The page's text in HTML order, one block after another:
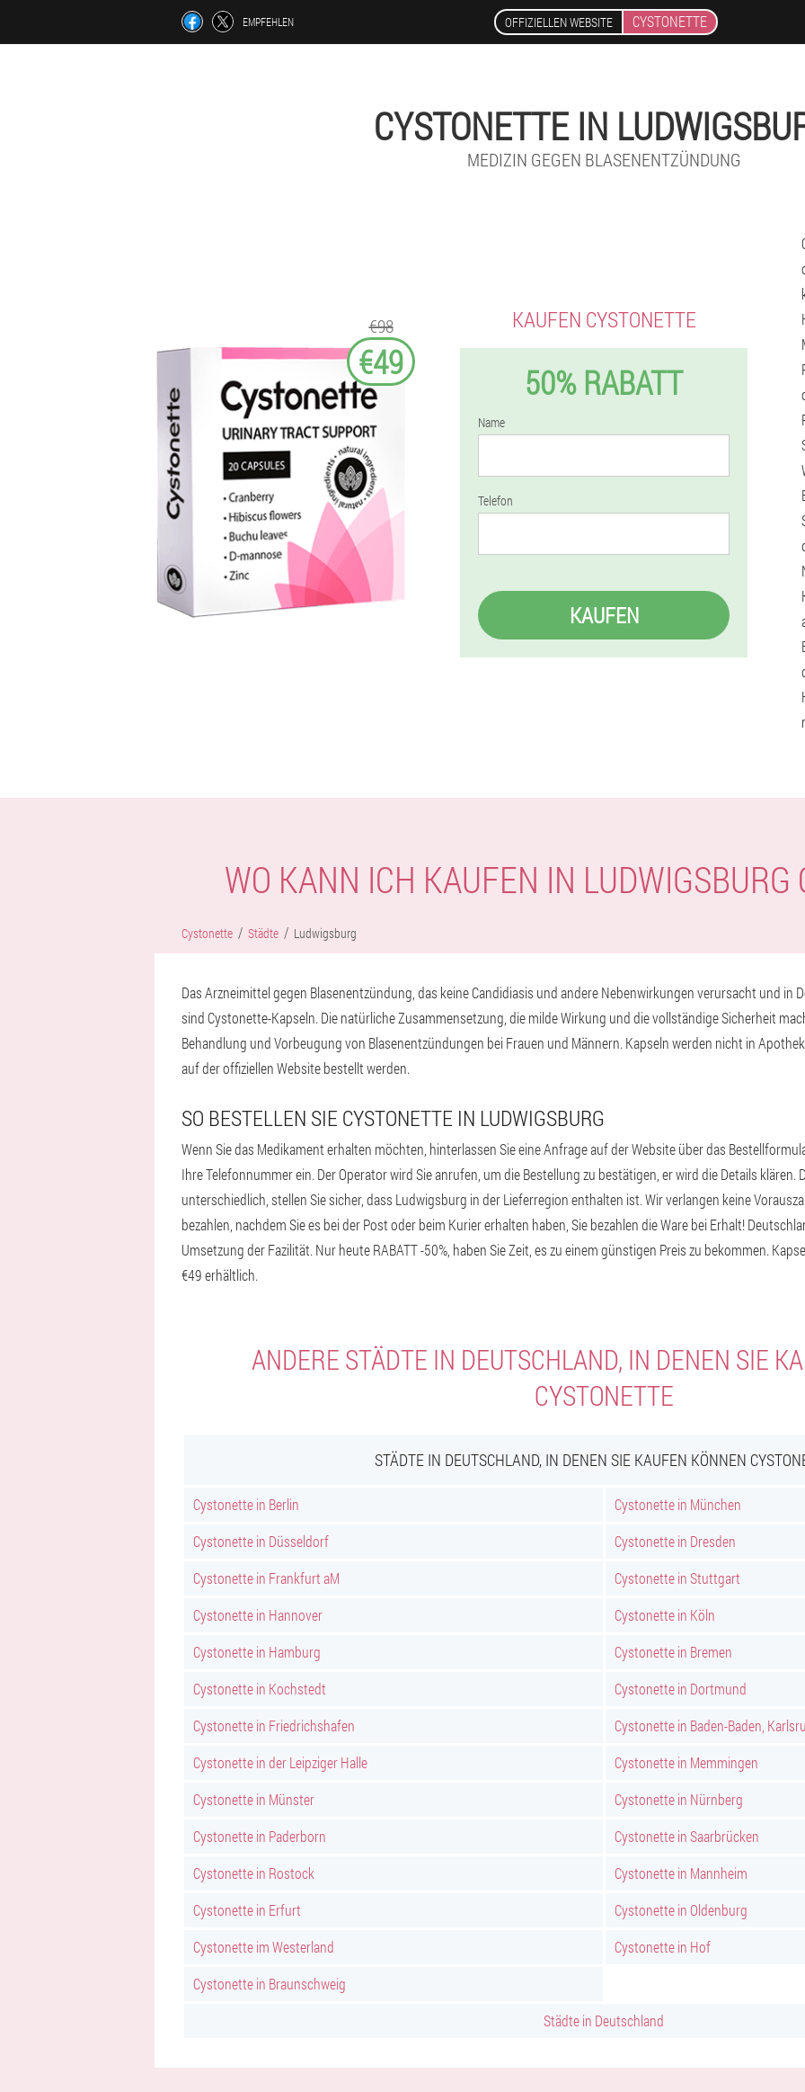
EMPFEHLEN OFFIZIELLEN WEBSITE CYSTONETTE
CYSTONETTE IN
MEDIZIN GEGEN BLASENENTZÜNDUNG
€98
€49
KAUFEN CYSTONETTE
50% RABATT
Name
Telefon
KAUFEN
WO KANN ICH KAUFEN IN LUDWIGSBURG
Cystonette Städte Ludwigsburg
Das Arzneimittel gegen Blasenentzündung, das keine Candidiasis und andere Nebenwirkungen verursacht und in
sind Cystonette-Kapseln. Die natürliche Zusammensetzung, die milde Wirkung und die vollständige Sicherheit
Behandlung und Vorbeugung von Blasenentzündungen bei Frauen und Männern. Kapseln werden nicht in
auf der offiziellen Website bestellt werden.
SO BESTELLEN SIE CYSTONETTE IN LUDWIGSBURG
Wenn Sie das Medikament erhalten möchten, hinterlassen Sie eine Anfrage auf der Website über das
Ihre Telefonnummer ein. Der Operator wird Sie anrufen, um die Bestellung zu bestätigen, er wird die Details klären.
unterschiedlich, stellen Sie sicher, dass Ludwigsburg in der Lieferregion enthalten ist. Wir verlangen keine
bezahlen, nachdem Sie es bei der Post oder beim Kurier erhalten haben, Sie bezahlen die Ware bei Erhalt!
Umsetzung der Fazilität. Nur heute RABATT -50%, haben Sie Zeit, es zu einem günstigen Preis zu bekommen.
€49 erhältlich.
ANDERE STÄDTE IN DEUTSCHLAND, IN DENEN SIE
CYSTONETTE
STÄDTE IN DEUTSCHLAND, IN DENEN SIE KAUFEN KÖNNEN
Cystonette in Berlin
Cystonette in München
Cystonette in Düsseldorf
Cystonette in Dresden
Cystonette in Frankfurt aM
Cystonette in Stuttgart
Cystonette in Hannover
Cystonette in Köln
Cystonette in Hamburg
Cystonette in Bremen
Cystonette in Kochstedt
Cystonette in Dortmund
Cystonette in Friedrichshafen
Cystonette in Baden-Baden,
Cystonette in der Leipziger Halle
Cystonette in Memmingen
Cystonette in Münster
Cystonette in Nürnberg
Cystonette in Paderborn
Cystonette in Saarbrücken
Cystonette in Rostock
Cystonette in Mannheim
Cystonette in Erfurt
Cystonette in Oldenburg
Cystonette im Westerland
Cystonette in Hof
Cystonette in Braunschweig
Städte in Deutschland